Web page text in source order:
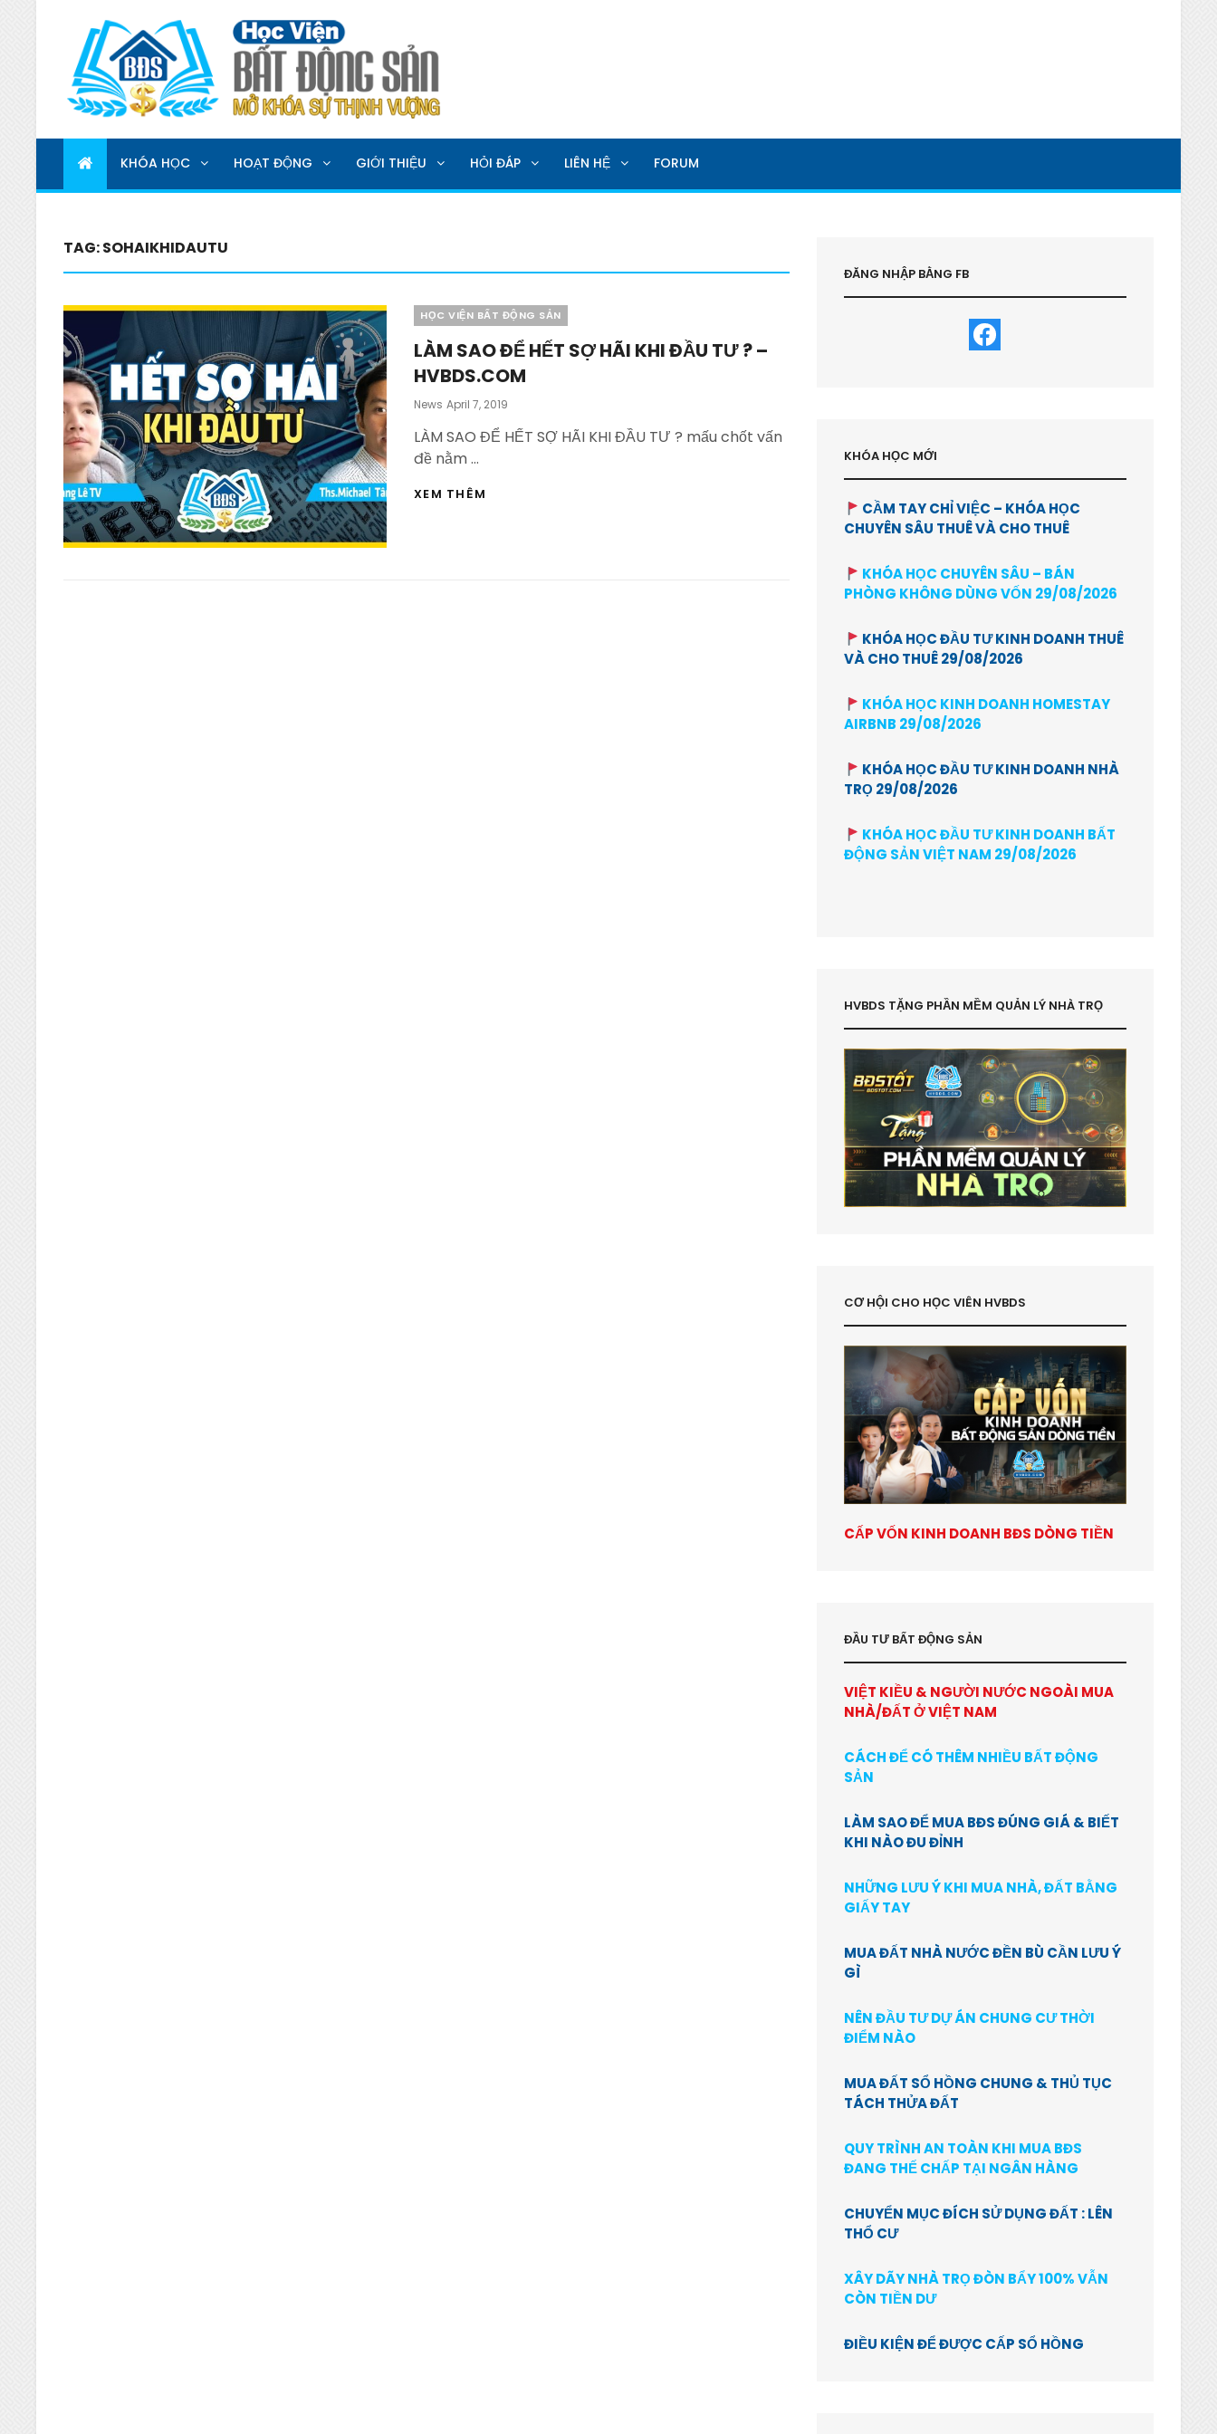
HỌC VIỆN BẤT ĐỘNG SẢN
MỞ KHOÁ SỰ THỊNH VƯỢNG
KHÓA HỌC HOẠT ĐỘNG GIỚI THIỆU HỎI ĐÁP LIÊN HỆ FORUM
TAG:SOHAIKHIDAUTU
Categories
HỌC VIỆN BẤT ĐỘNG SẢN
LÀM SAO ĐỂ HẾT SỢ HÃI KHI ĐẦU TƯ ? –
HVBDS.COM
News Posted
April 7, 2019
LÀM SAO ĐỂ HẾT SỢ HÃI KHI ĐẦU TƯ ? mấu chốt vấn
đề nằm …
XEM THÊM
ĐĂNG NHẬP BẰNG FB
KHÓA HỌC MỚI
CẦM TAY CHỈ VIỆC – KHÓA HỌC
CHUYÊN SÂU THUÊ VÀ CHO THUÊ
KHÓA HỌC CHUYÊN SÂU – BÁN
PHÒNG KHÔNG DÙNG VỐN 29/08/2026
KHÓA HỌC ĐẦU TƯ KINH DOANH THUÊ
VÀ CHO THUÊ 29/08/2026
KHÓA HỌC KINH DOANH HOMESTAY
AIRBNB 29/08/2026
KHÓA HỌC ĐẦU TƯ KINH DOANH NHÀ
TRỌ 29/08/2026
KHÓA HỌC ĐẦU TƯ KINH DOANH BẤT
ĐỘNG SẢN VIỆT NAM 29/08/2026
HVBDS TẶNG PHẦN MỀM QUẢN LÝ NHÀ TRỌ
CƠ HỘI CHO HỌC VIÊN HVBDS
CẤP VỐN KINH DOANH BĐS DÒNG TIỀN
ĐẦU TƯ BẤT ĐỘNG SẢN
VIỆT KIỀU & NGƯỜI NƯỚC NGOÀI MUA
NHÀ/ĐẤT Ở VIỆT NAM
CÁCH ĐỂ CÓ THÊM NHIỀU BẤT ĐỘNG
SẢN
LÀM SAO ĐỂ MUA BĐS ĐÚNG GIÁ & BIẾT
KHI NÀO ĐU ĐỈNH
NHỮNG LƯU Ý KHI MUA NHÀ, ĐẤT BẰNG
GIẤY TAY
MUA ĐẤT NHÀ NƯỚC ĐỀN BÙ CẦN LƯU Ý
GÌ
NÊN ĐẦU TƯ DỰ ÁN CHUNG CƯ THỜI
ĐIỂM NÀO
MUA ĐẤT SỔ HỒNG CHUNG & THỦ TỤC
TÁCH THỬA ĐẤT
QUY TRÌNH AN TOÀN KHI MUA BĐS
ĐANG THẾ CHẤP TẠI NGÂN HÀNG
CHUYỂN MỤC ĐÍCH SỬ DỤNG ĐẤT : LÊN
THỔ CƯ
XÂY DÃY NHÀ TRỌ ĐÒN BẨY 100% VẪN
CÒN TIỀN DƯ
ĐIỀU KIỆN ĐỂ ĐƯỢC CẤP SỔ HỒNG